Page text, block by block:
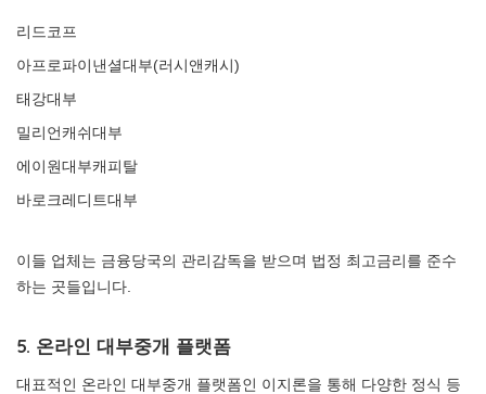
리드코프
아프로파이낸셜대부(러시앤캐시)
태강대부
밀리언캐쉬대부
에이원대부캐피탈
바로크레디트대부
이들 업체는 금융당국의 관리감독을 받으며 법정 최고금리를 준수
하는 곳들입니다.
5. 온라인 대부중개 플랫폼
대표적인 온라인 대부중개 플랫폼인 이지론을 통해 다양한 정식 등